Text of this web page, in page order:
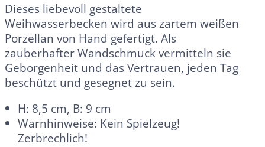
Dieses liebevoll gestaltete
Weihwasserbecken wird aus zartem weißen
Porzellan von Hand gefertigt. Als
zauberhafter Wandschmuck vermitteln sie
Geborgenheit und das Vertrauen, jeden Tag
beschützt und gesegnet zu sein.
H: 8,5 cm, B: 9 cm
Warnhinweise: Kein Spielzeug!
Zerbrechlich!